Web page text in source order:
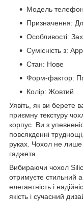
Модель
Призначення:
Особливості:
Сумісність з:
Стан: Нове
Форм-фактор:
Колір: Жовтий
Уявіть, як ви берете
приємну текстуру
корпус. Ви з
повсякденні
руках. Чохол не
гаджета.
Вибираючи чохол
отримуєте стильний
елегантність і
якість і сучасний